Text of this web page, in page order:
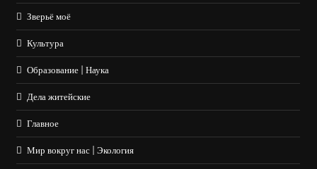
Зверьё моё
Культура
Образование | Наука
Дела житейские
Главное
Мир вокруг нас | Экология